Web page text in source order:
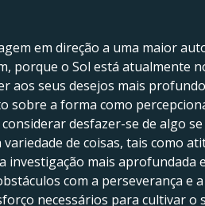
em direção a uma maior
porque o Sol está atualmente
aos seus desejos mais
a forma como
desfazer-se de algo
de coisas, tais como
mais aprofundada
com a perseverança e
necessários para cultivar o